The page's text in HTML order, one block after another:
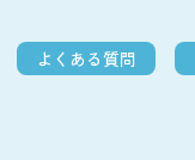
よくある質問